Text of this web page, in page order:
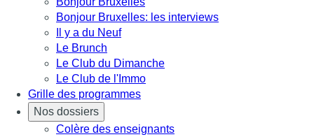
Bonjour Bruxelles: les interviews
Il y a du Neuf
Le Brunch
Le Club du Dimanche
Le Club de l'Immo
Grille des programmes
Nos dossiers
Colère des enseignants